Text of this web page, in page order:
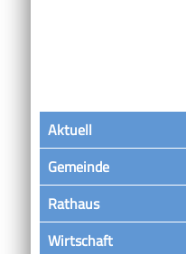
Aktuell
Gemeinde
Rathaus
Wirtschaft